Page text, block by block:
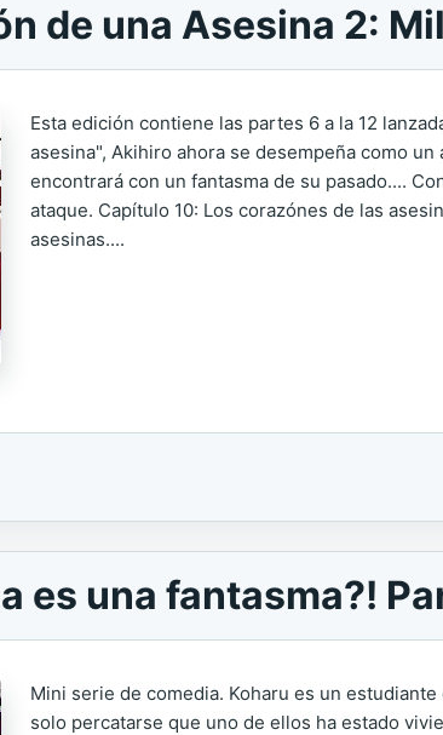
de una Asesina 2:
Esta edición contiene las partes 6 a la 12
asesina", Akihiro ahora se desempeña como
encontrará con un fantasma de su pasado....
ataque. Capítulo 10: Los corazónes de las
asesinas....
es una fantasma?!
Mini serie de comedia. Koharu es un
solo percatarse que uno de ellos ha estado